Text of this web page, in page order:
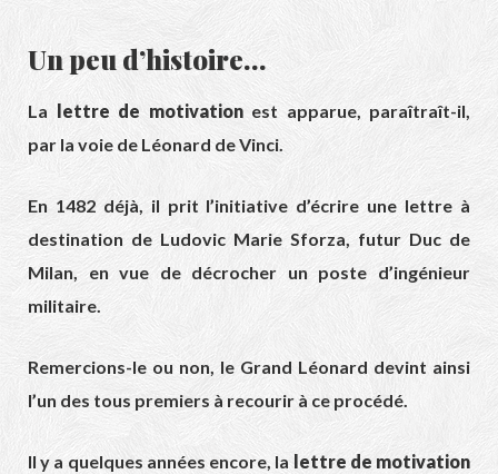
Un peu d’histoire…
La lettre de motivationest apparue, paraîtraît-il,
par la voie de Léonard de Vinci.
En 1482 déjà, il prit l’initiative d’écrire une lettre à
destination de Ludovic Marie Sforza, futur Duc de
Milan, en vue de décrocher un poste d’ingénieur
militaire.
Remercions-le ou non, le Grand Léonard devint ainsi
l’un des tous premiers à recourir à ce procédé.
Il y a quelques années encore, la lettre de motivation